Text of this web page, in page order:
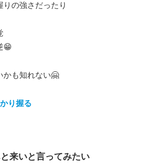
りの強さだったり
😁
かも知れない🤗
り握る
来いと言ってみたい